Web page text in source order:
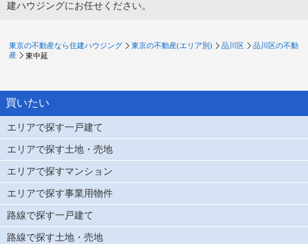
建ハウジングにお任せください。
東京の不動産なら住建ハウジング 東京の不動産(エリア別) 品川区
品川区の不動
産
東中延
買いたい
エリアで探す一戸建て
エリアで探す土地・売地
エリアで探すマンション
エリアで探す事業用物件
路線で探す一戸建て
路線で探す土地・売地